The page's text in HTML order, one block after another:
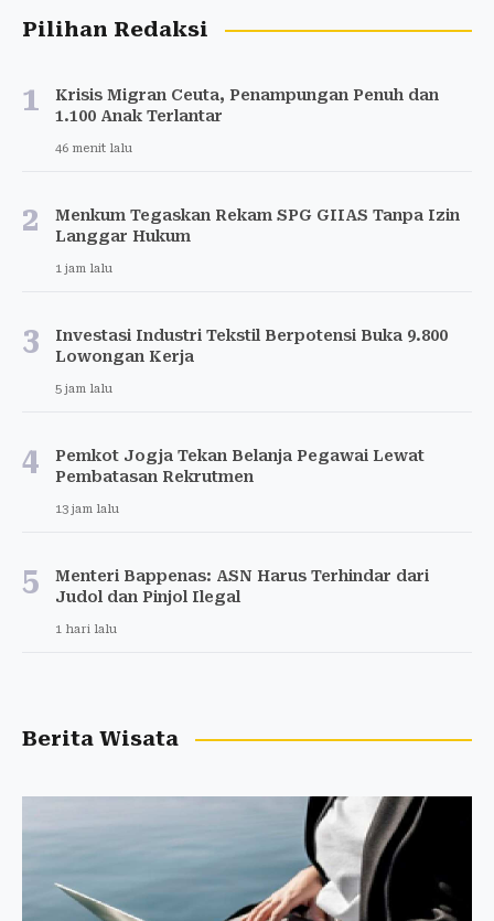
Pilihan Redaksi
1
Krisis Migran Ceuta, Penampungan Penuh dan
1.100 Anak Terlantar
46 menit lalu
2
Menkum Tegaskan Rekam SPG GIIAS Tanpa Izin
Langgar Hukum
1 jam lalu
3
Investasi Industri Tekstil Berpotensi Buka 9.800
Lowongan Kerja
5 jam lalu
4
Pemkot Jogja Tekan Belanja Pegawai Lewat
Pembatasan Rekrutmen
13 jam lalu
5
Menteri Bappenas: ASN Harus Terhindar dari
Judol dan Pinjol Ilegal
1 hari lalu
Berita Wisata